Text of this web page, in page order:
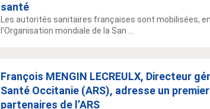
santé
Les autorités sanitaires françaises sont mobilisées,
l’Organisation mondiale de la San ...
François MENGIN LECREULX, Directeur
Santé Occitanie (ARS), adresse un
partenaires de l’ARS